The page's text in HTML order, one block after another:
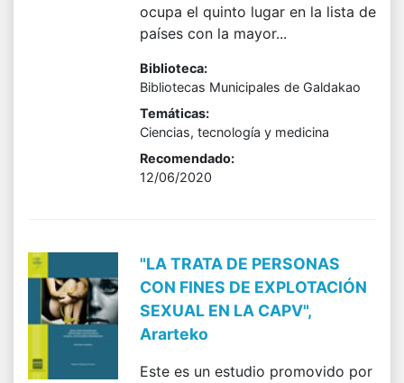
ocupa el quinto lugar en la lista de
países con la mayor...
Biblioteca:
Bibliotecas Municipales de Galdakao
Temáticas:
Ciencias, tecnología y medicina
Recomendado:
12/06/2020
"LA TRATA DE PERSONAS
CON FINES DE EXPLOTACIÓN
SEXUAL EN LA CAPV",
Ararteko
Este es un estudio promovido por